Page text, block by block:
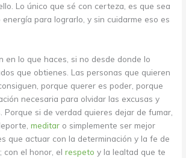
Lo único que sé con certeza, es que sea
para lograrlo, y sin cuidarme eso es
en lo que haces, si no desde donde lo
que obtienes. Las personas que quieren
porque querer es poder, porque
necesaria para olvidar las excusas y
Porque si de verdad quieres dejar de fumar,
meditar o simplemente ser mejor
que actuar con la determinación y la fe de
con el honor, elrespeto y la lealtad que te